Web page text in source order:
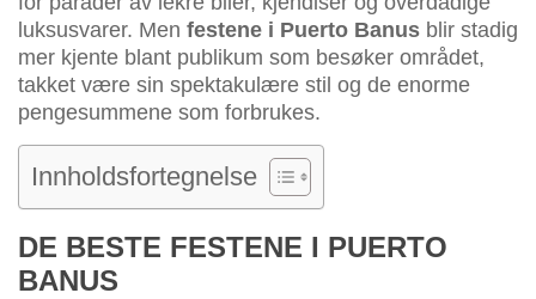
luksusvarer. Men festene i Puerto Banus blir stadig
mer kjente blant publikum som besøker området,
takket være sin spektakulære stil og de enorme
pengesummene som forbrukes.
Innholdsfortegnelse
DE BESTE FESTENE I PUERTO
BANUS